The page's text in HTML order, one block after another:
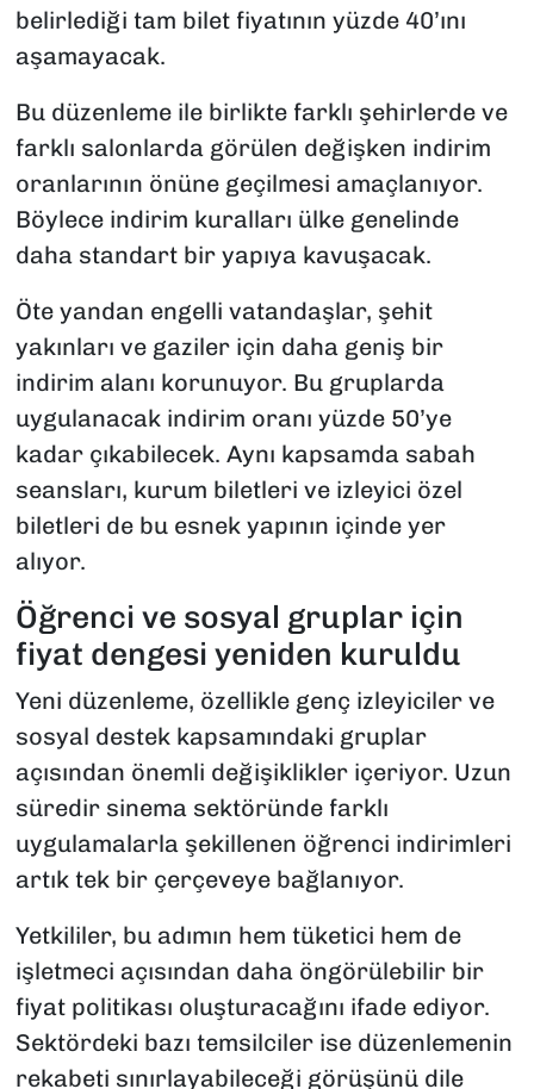
belirlediği tam bilet fiyatının yüzde 40’ını
aşamayacak.
Bu düzenleme ile birlikte farklı şehirlerde ve
farklı salonlarda görülen değişken indirim
oranlarının önüne geçilmesi amaçlanıyor.
Böylece indirim kuralları ülke genelinde
daha standart bir yapıya kavuşacak.
Öte yandan engelli vatandaşlar, şehit
yakınları ve gaziler için daha geniş bir
indirim alanı korunuyor. Bu gruplarda
uygulanacak indirim oranı yüzde 50’ye
kadar çıkabilecek. Aynı kapsamda sabah
seansları, kurum biletleri ve izleyici özel
biletleri de bu esnek yapının içinde yer
alıyor.
Öğrenci ve sosyal gruplar için
fiyat dengesi yeniden kuruldu
Yeni düzenleme, özellikle genç izleyiciler ve
sosyal destek kapsamındaki gruplar
açısından önemli değişiklikler içeriyor. Uzun
süredir sinema sektöründe farklı
uygulamalarla şekillenen öğrenci indirimleri
artık tek bir çerçeveye bağlanıyor.
Yetkililer, bu adımın hem tüketici hem de
işletmeci açısından daha öngörülebilir bir
fiyat politikası oluşturacağını ifade ediyor.
Sektördeki bazı temsilciler ise düzenlemenin
rekabeti sınırlayabileceği görüşünü dile